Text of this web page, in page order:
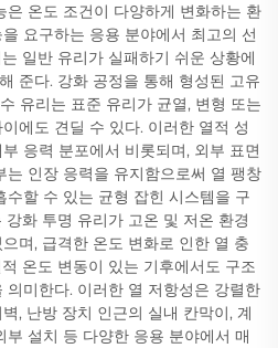
은 온도 조건이 다양하게 변화하는 환
요구하는 응용 분야에서 최고의 선
일반 유리가 실패하기 쉬운 상황에
준다. 강화 공정을 통해 형성된 고유
유리는 표준 유리가 균열, 변형 또는
에도 견딜 수 있다. 이러한 열적 성
응력 분포에서 비롯되며, 외부 표면
는 인장 응력을 유지함으로써 열 팽창
할 수 있는 균형 잡힌 시스템을 구
화 투명 유리가 고온 및 저온 환경
며, 급격한 온도 변화로 인한 열 충
온도 변동이 있는 기후에서도 구조
미한다. 이러한 열 저항성은 강렬한
, 난방 장치 인근의 실내 칸막이, 계
설치 등 다양한 응용 분야에서 매